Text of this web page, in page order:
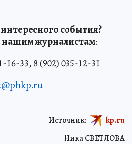
события?
нашим журналистам:
16-33, 8 (902) 035-12-31
Ника СВЕТЛОВА
Источник: kp.ru